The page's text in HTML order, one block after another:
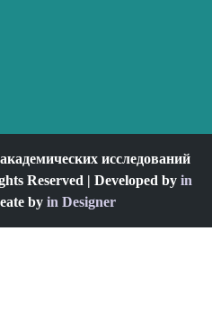
исследований
Reserved | Developed by in
by in Designer